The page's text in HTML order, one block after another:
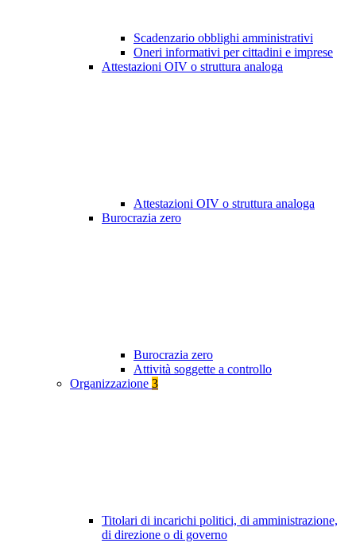
Scadenzario obblighi amministrativi
Oneri informativi per cittadini e imprese
Attestazioni OIV o struttura analoga
Attestazioni OIV o struttura analoga
Burocrazia zero
Burocrazia zero
Attività soggette a controllo
Organizzazione 3
Titolari di incarichi politici, di amministrazione,
di direzione o di governo